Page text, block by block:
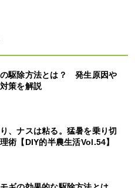
駆除方法とは？ 発生原因や
策を解説
、ナスは粘る。猛暑を乗り切
術【DIY的半農生活Vol.54】